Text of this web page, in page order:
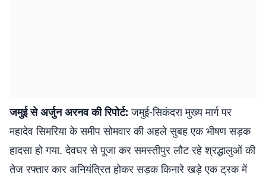
जमुई से अर्जुन अरनव की रिपोर्ट: जमुई-सिकंदरा मुख्य मार्ग पर
महादेव सिमरिया के समीप सोमवार की अहले सुबह एक भीषण सड़क
हादसा हो गया. देवघर से पूजा कर समस्तीपुर लौट रहे श्रद्धालुओं की
तेज रफ्तार कार अनियंत्रित होकर सड़क किनारे खड़े एक ट्रक में